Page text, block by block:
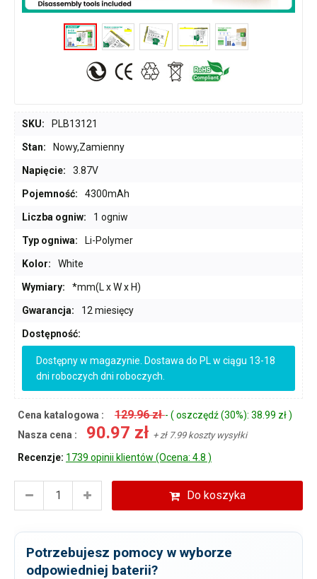
SKU: PLB13121
Stan: Nowy,Zamienny
Napięcie: 3.87V
Pojemność: 4300mAh
Liczba ogniw: 1 ogniw
Typ ogniwa: Li-Polymer
Kolor: White
Wymiary: *mm(L x W x H)
Gwarancja: 12 miesięcy
Dostępność:
Dostępny w magazynie. Dostawa do PL w ciągu 13-18
dni roboczych dni roboczych.
Cena katalogowa : 129.96 zł- ( oszczędź (30%): 38.99 zł )
Nasza cena :
90.97 zł + zł 7.99 koszty wysyłki
Recenzje: 1739 opinii klientów (Ocena: 4.8 )
Do koszyka
Potrzebujesz pomocy w wyborze
odpowiedniej baterii?